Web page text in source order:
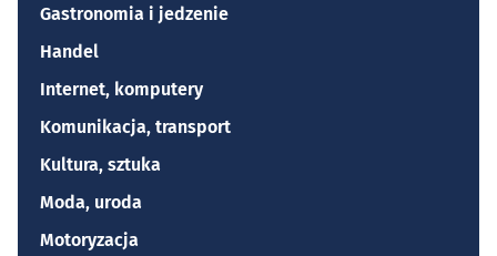
Gastronomia i jedzenie
Handel
Internet, komputery
Komunikacja, transport
Kultura, sztuka
Moda, uroda
Motoryzacja